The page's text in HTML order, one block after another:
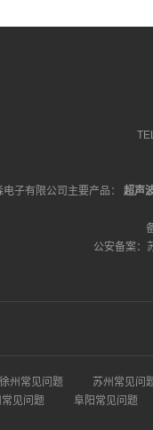
子有限公司主要产品： 超声
公安备案：
徐州常见问题
苏州常见问
见问题
阜阳常见问题